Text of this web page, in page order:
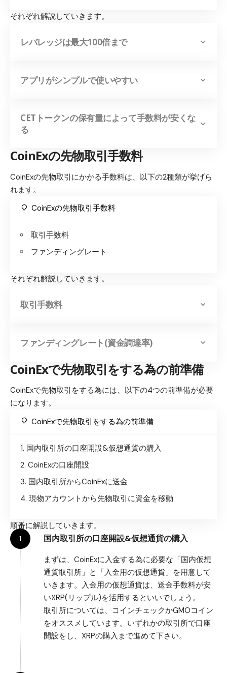
それぞれ解説していきます。
レバレッジは最大100倍まで
アプリがシンプルで使いやすい
CETトークンの保有量によって手数料が安くな
る
CoinExの先物取引手数料
CoinExの先物取引にかかる手数料は、以下の2種類が挙げら
れます。
CoinExの先物取引手数料
取引手数料
ファンディングレート
それぞれ解説していきます。
取引手数料
ファンディングレート(資金調達率)
CoinExで先物取引をする為の前準備
CoinExで先物取引をする為には、以下の4つの前準備が必要
になります。
CoinExで先物取引をする為の前準備
国内取引所の口座開設&仮想通貨の購入
CoinExの口座開設
国内取引所からCoinExに送金
現物アカウントから先物取引に資金を移動
順番に解説していきます。
国内取引所の口座開設&仮想通貨の購入
まずは、CoinExに入金する為に必要な「国内仮想
通貨取引所」と「入金用の仮想通貨」を用意して
いきます。入金用の仮想通貨は、送金手数料が安
いXRP(リップル)を活用するといいでしょう。
取引所については、コインチェックかGMOコイン
をオススメしています。いずれかの取引所で口座
開設をし、XRPの購入まで進めて下さい。